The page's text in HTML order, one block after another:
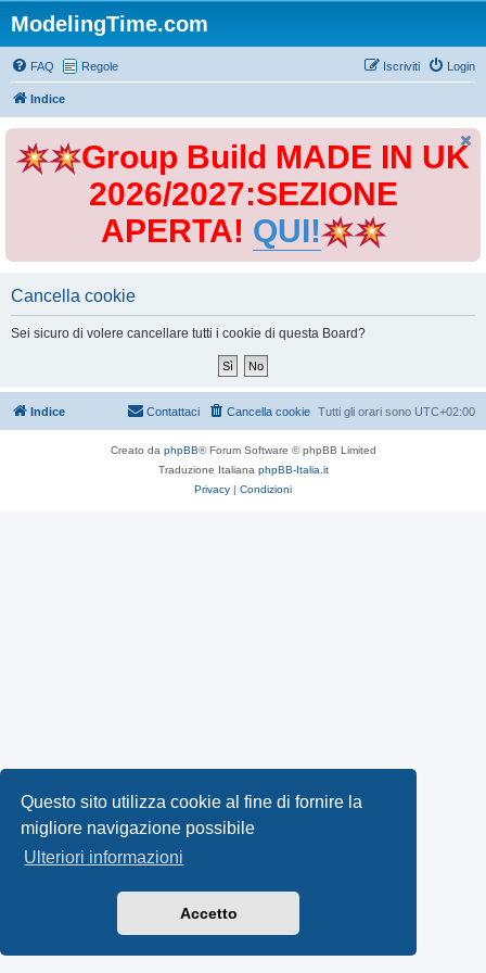
Questo sito utilizza cookie al fine di fornire la
migliore navigazione possibile
Ulteriori informazioni
Accetto
ModelingTime.com
FAQ Regole Login
Iscriviti
Indice
Group Build MADE IN UK
2026/2027:SEZIONE
APERTA! QUI!
Cancella cookie
Sei sicuro di volere cancellare tutti i cookie di questa Board?
Indice Tutti gli orari sono UTC+02:00
Cancella cookie
Contattaci
Creato da phpBB® Forum Software © phpBB Limited
Traduzione Italiana phpBB-Italia.it
Privacy | Condizioni